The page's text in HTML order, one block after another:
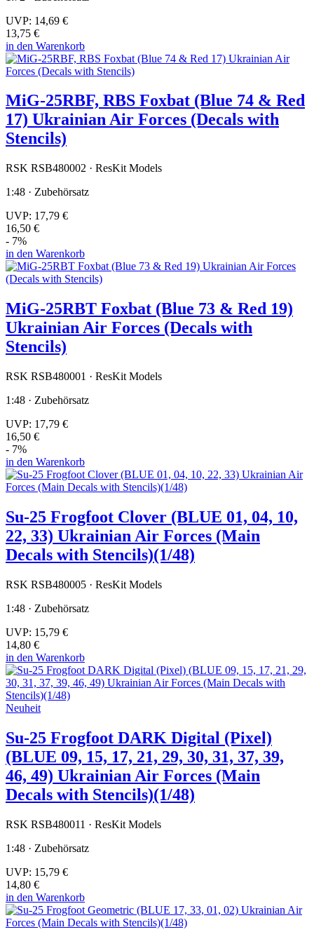
UVP: 14,69 €
13,75 €
in den Warenkorb
MiG-25RBF, RBS Foxbat (Blue 74 & Red
17) Ukrainian Air Forces (Decals with
Stencils)
RSK RSB480002 · ResKit Models
1:48 · Zubehörsatz
UVP: 17,79 €
16,50 €
- 7%
in den Warenkorb
MiG-25RBT Foxbat (Blue 73 & Red 19)
Ukrainian Air Forces (Decals with
Stencils)
RSK RSB480001 · ResKit Models
1:48 · Zubehörsatz
UVP: 17,79 €
16,50 €
- 7%
in den Warenkorb
Su-25 Frogfoot Clover (BLUE 01, 04, 10,
22, 33) Ukrainian Air Forces (Main
Decals with Stencils)(1/48)
RSK RSB480005 · ResKit Models
1:48 · Zubehörsatz
UVP: 15,79 €
14,80 €
in den Warenkorb
Neuheit
Su-25 Frogfoot DARK Digital (Pixel)
(BLUE 09, 15, 17, 21, 29, 30, 31, 37, 39,
46, 49) Ukrainian Air Forces (Main
Decals with Stencils)(1/48)
RSK RSB480011 · ResKit Models
1:48 · Zubehörsatz
UVP: 15,79 €
14,80 €
in den Warenkorb